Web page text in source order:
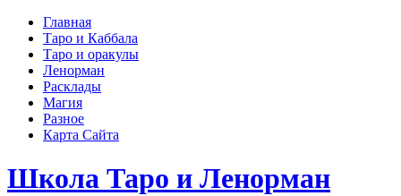
Главная
Таро и Каббала
Таро и оракулы
Ленорман
Расклады
Магия
Разное
Карта Сайта
Школа Таро и Ленорман